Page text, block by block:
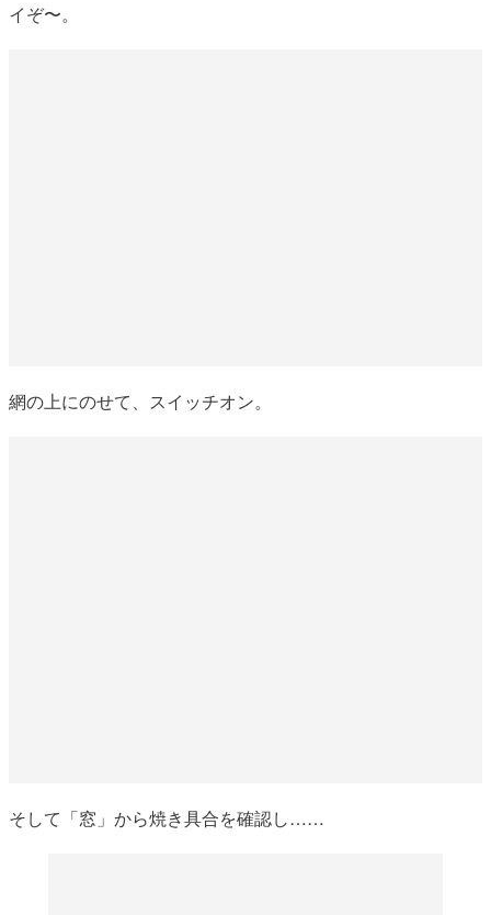
イぞ〜。
網の上にのせて、スイッチオン。
そして「窓」から焼き具合を確認し……